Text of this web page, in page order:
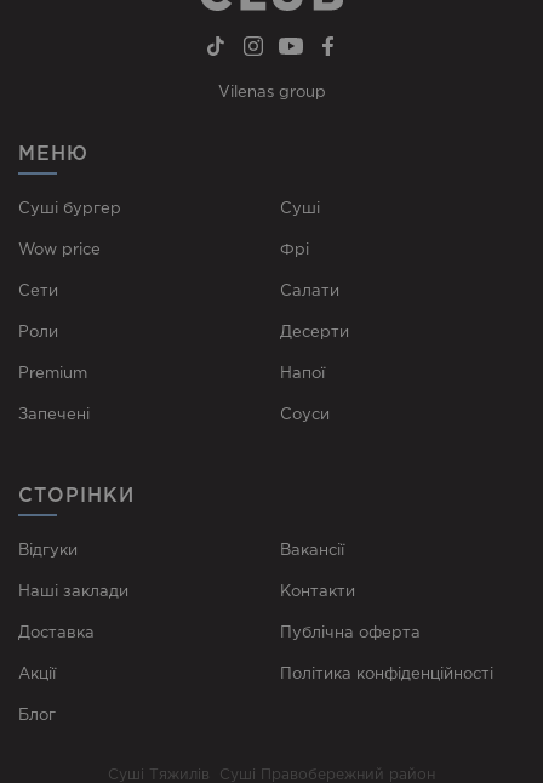
Vilenas group
МЕНЮ
Суші бургер
Wow price
Сети
Роли
Premium
Запечені
Суші
Фрі
Cалати
Десерти
Напої
Соуси
СТОРІНКИ
Відгуки
Наші заклади
Доставка
Акції
Блог
Вакансії
Контакти
Публічна оферта
Політика конфіденційності
Суші Тяжилів Суші Правобережний район